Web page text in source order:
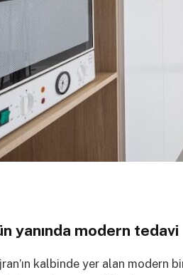
yanında modern tedavi
kalbinde yer alan modern